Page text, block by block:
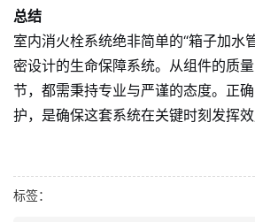
总结
室内消火栓系统绝非简单的“箱子加水
密设计的生命保障系统。从组件的质
节，都需秉持专业与严谨的态度。正
护，是确保这套系统在关键时刻发挥效
标签：